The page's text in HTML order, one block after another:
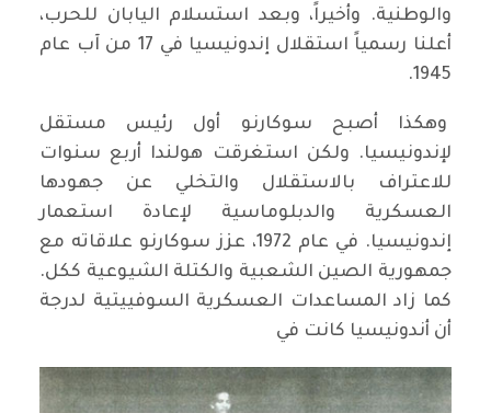
والوطنية. وأخيراً، وبعد استسلام اليابان للحرب،
أعلنا رسمياً استقلال إندونيسيا في 17 من آب عام
1945.
وهكذا أصبح سوكارنو أول رئيس مستقل
لإندونيسيا. ولكن استغرقت هولندا أربع سنوات
للاعتراف بالاستقلال والتخلي عن جهودها
العسكرية والدبلوماسية لإعادة استعمار
إندونيسيا. في عام 1972، عزز سوكارنو علاقاته مع
جمهورية الصين الشعبية والكتلة الشيوعية ككل.
كما زاد المساعدات العسكرية السوفييتية لدرجة
أن أندونيسيا كانت في